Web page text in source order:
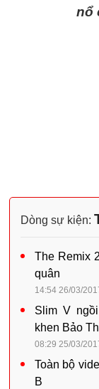
nổ
Dòng sự kiện:
The Remix
quân
14:54 26/03/
Slim V
khen Bảo
08:29 25/03/
Toàn bộ
B